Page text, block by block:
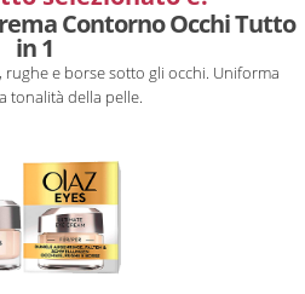
Contorno Occhi Tutto
in 1
e borse sotto gli occhi. Uniforma
tonalità della pelle.